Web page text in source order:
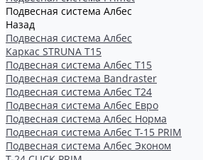
Подвесная система Албес
Назад
Подвесная система Албес
Каркас STRUNA Т15
Подвесная система Албес T15
Подвесная система Bandraster
Подвесная система Албес T24
Подвесная система Албес Евро
Подвесная система Албес Норма
Подвесная система Албес Т-15 PRIM
Подвесная система Албес Эконом